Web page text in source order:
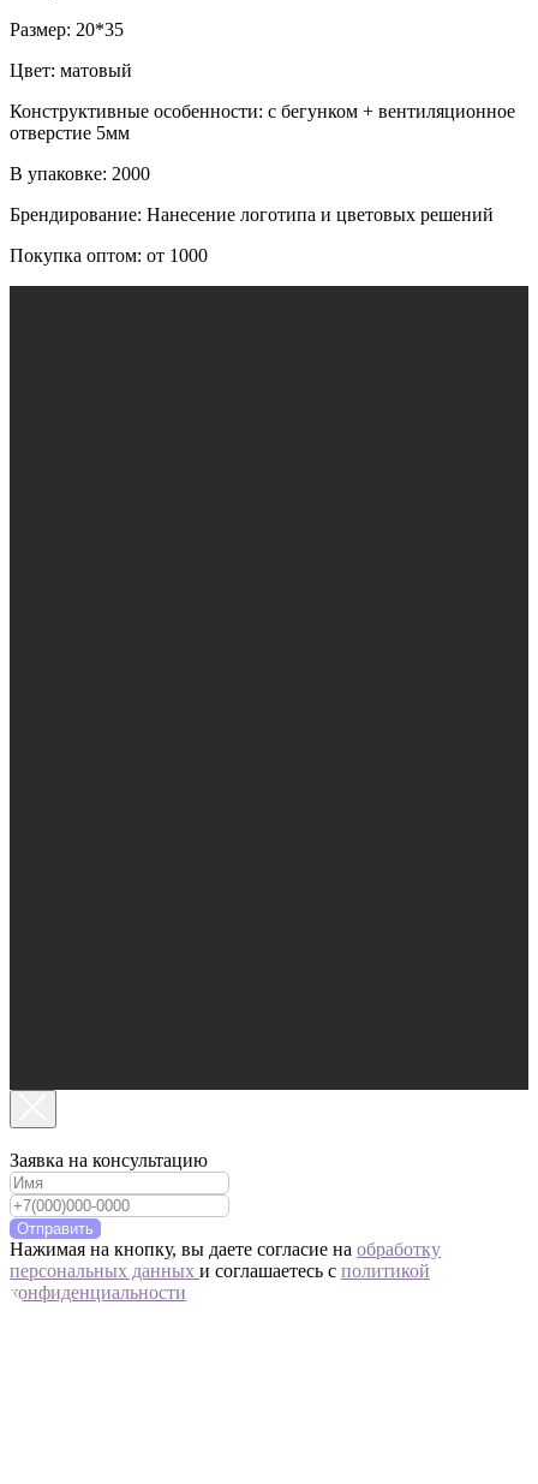
Размер: 20*35
Цвет: матовый
Конструктивные особенности: с бегунком + вентиляционное
отверстие 5мм
В упаковке: 2000
Брендирование: Нанесение логотипа и цветовых решений
Покупка оптом: от 1000
Заявка на консультацию
Отправить
Нажимая на кнопку, вы даете согласие на обработку
персональных данных и соглашаетесь c политикой
конфиденциальности